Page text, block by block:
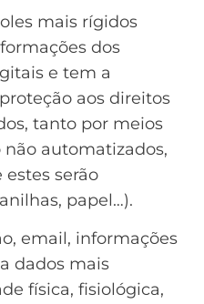
mais rígidos
dos
e tem a
aos direitos
tanto por meios
automatizados,
serão
papel…).
email, informações
dados mais
física, fisiológica,